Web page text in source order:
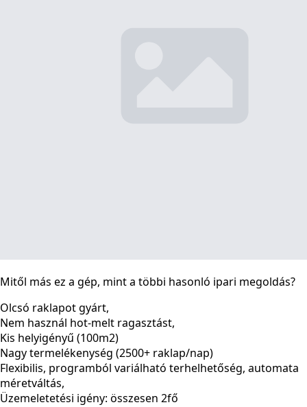
Mitől más ez a gép, mint a többi hasonló ipari megoldás?
Olcsó raklapot gyárt,
Nem használ hot-melt ragasztást,
Kis helyigényű (100m2)
Nagy termelékenység (2500+ raklap/nap)
Flexibilis, programból variálható terhelhetőség, automata
méretváltás,
Üzemeletetési igény: összesen 2fő